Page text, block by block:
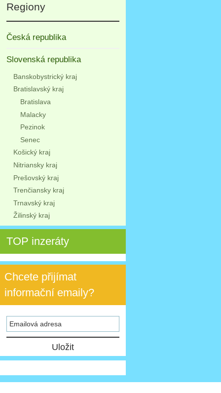
Regiony
Česká republika
Slovenská republika
Banskobystrický kraj
Bratislavský kraj
Bratislava
Malacky
Pezinok
Senec
Košický kraj
Nitriansky kraj
Prešovský kraj
Trenčiansky kraj
Trnavský kraj
Žilinský kraj
TOP inzeráty
Chcete přijímat
informační emaily?